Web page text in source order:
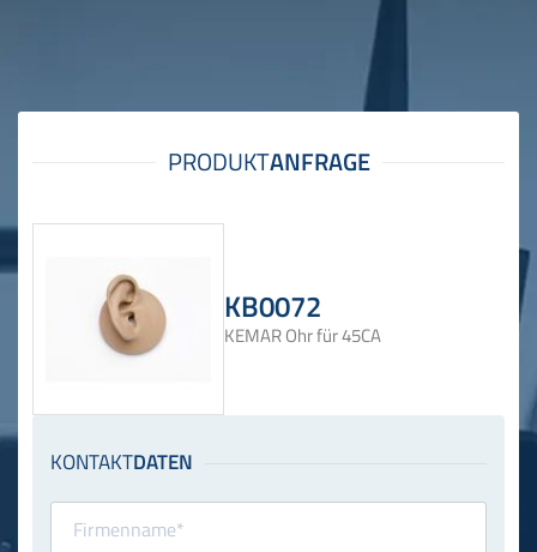
KB0072
KEMAR Ohr für 45CA